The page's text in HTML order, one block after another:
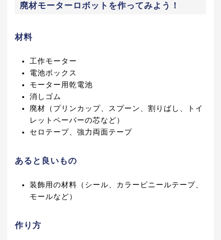
廃材モーターロボットを作ってみよう！
材料
工作モーター
電池ボックス
モーター用乾電池
消しゴム
廃材（プリンカップ、スプーン、割りばし、トイ
レットペーパーの芯など）
セロテープ、強力両面テープ
あると良いもの
装飾用の材料（シール、カラービニールテープ、
モールなど）
作り方